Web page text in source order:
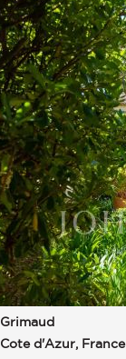
Grimaud
Cote d'Azur, France